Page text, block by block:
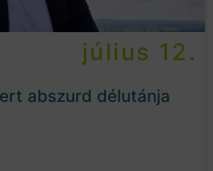
július 12.
abszurd délutánja